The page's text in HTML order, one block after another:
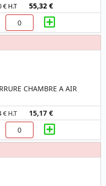
€ H.T 55,32 €
CHAMBRE A AIR
€ H.T 15,17 €